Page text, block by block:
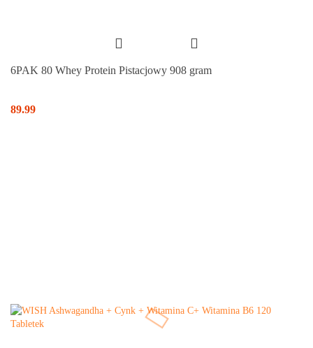
6PAK 80 Whey Protein Pistacjowy 908 gram
89.99